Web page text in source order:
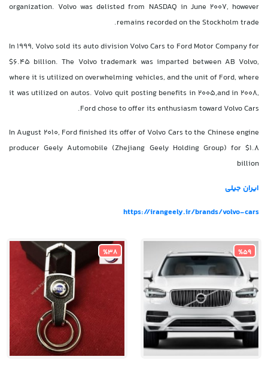
organization. Volvo was delisted from NASDAQ in June 2007, however
remains recorded on the Stockholm trade.
In 1999, Volvo sold its auto division Volvo Cars to Ford Motor Company for
$6.45 billion. The Volvo trademark was imparted between AB Volvo,
where it is utilized on overwhelming vehicles, and the unit of Ford, where
it was utilized on autos. Volvo quit posting benefits in 2005,and in 2008,
Ford chose to offer its enthusiasm toward Volvo Cars.
In August 2010, Ford finished its offer of Volvo Cars to the Chinese engine
producer Geely Automobile (Zhejiang Geely Holding Group) for $1.8
billion
ایران جیلی
https://irangeely.ir/brands/volvo-cars
%59
%38